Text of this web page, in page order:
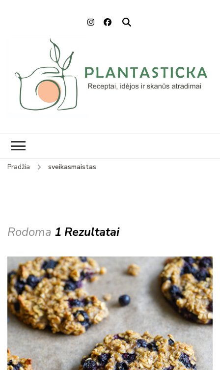
Pradžia sveikasmaistas
Rodoma 1 Rezultatai